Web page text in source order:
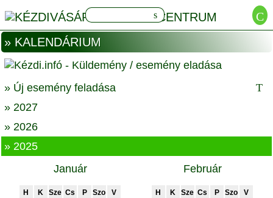
» KALENDÁRIUM
» Új esemény feladása
» 2027
» 2026
» 2025
Január
H K Sze Cs P Szo
V
Február
H K Sze Cs P Szo
V